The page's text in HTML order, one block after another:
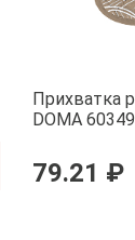
Прихватка
DOMA
79.21 ₽